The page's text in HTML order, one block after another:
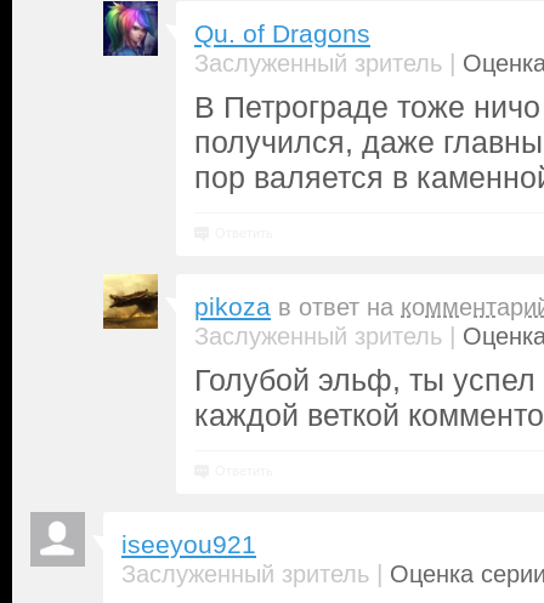
Qu. of Dragons
Заслуженный зритель |
В Петрограде тоже
получился, даже
пор валяется в
pikoza в ответ на
Заслуженный зритель |
Голубой эльф, ты
каждой веткой
iseeyou921
Заслуженный зритель | Оценка